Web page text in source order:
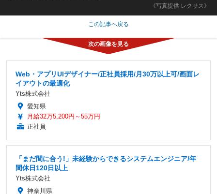
《写真提供 レクサス》
この記事へ戻る
Web・アプリUIデザイナー/正社員採用/月30万以上可/画面レ
イアウトの最適化
Yts株式会社
愛知県
月給32万5,200円～55万円
正社員
「まだ間に合う!」未経験からできるシステムエンジニア/年
間休日120日以上
Yts株式会社
神奈川県